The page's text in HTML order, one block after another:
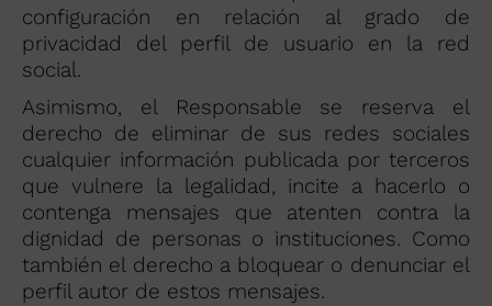
configuración en relación al grado de
privacidad del perfil de usuario en la red
social.
Asimismo, el Responsable se reserva el
derecho de eliminar de sus redes sociales
cualquier información publicada por terceros
que vulnere la legalidad, incite a hacerlo o
contenga mensajes que atenten contra la
dignidad de personas o instituciones. Como
también el derecho a bloquear o denunciar el
perfil autor de estos mensajes.